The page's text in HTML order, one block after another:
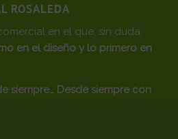
ROSALEDA
en el que, sin duda,
en el diseño y lo primero en
siempre… Desde siempre con